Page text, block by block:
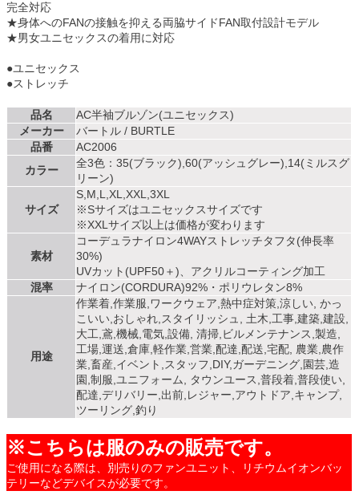
完全対応
★身体へのFANの接触を抑える両脇サイドFAN取付設計モデル
★男女ユニセックスの着用に対応
●ユニセックス
●ストレッチ
品名
AC半袖ブルゾン(ユニセックス)
メーカー
バートル / BURTLE
品番
AC2006
カラー
全3色：35(ブラック),60(アッシュグレー),14(ミルスグ
リーン)
サイズ
S,M,L,XL,XXL,3XL
※Sサイズはユニセックスサイズです
※XXLサイズ以上は価格が変わります
素材
コーデュラナイロン4WAYストレッチタフタ(伸長率
30%)
UVカット(UPF50＋)、アクリルコーティング加工
混率
ナイロン(CORDURA)92%・ポリウレタン8%
用途
作業着,作業服,ワークウェア,熱中症対策,涼しい, かっ
こいい,おしゃれ,スタイリッシュ, 土木,工事,建築,建設,
大工,鳶,機械,電気,設備, 清掃,ビルメンテナンス,製造,
工場,運送,倉庫,軽作業,営業,配達,配送,宅配, 農業,農作
業,畜産,イベント,スタッフ,DIY,ガーデニング,園芸,造
園,制服,ユニフォーム, タウンユース,普段着,普段使い,
配達,デリバリー,出前,レジャー,アウトドア,キャンプ,
ツーリング,釣り
※こちらは服のみの販売です。
ご使用になる際は、別売りのファンユニット、リチウムイオンバッ
テリーなどデバイスが必要です。